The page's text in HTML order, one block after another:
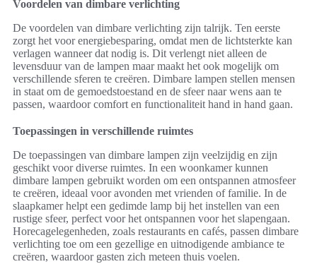
Voordelen van dimbare verlichting
De voordelen van dimbare verlichting zijn talrijk. Ten eerste
zorgt het voor energiebesparing, omdat men de lichtsterkte kan
verlagen wanneer dat nodig is. Dit verlengt niet alleen de
levensduur van de lampen maar maakt het ook mogelijk om
verschillende sferen te creëren. Dimbare lampen stellen mensen
in staat om de gemoedstoestand en de sfeer naar wens aan te
passen, waardoor comfort en functionaliteit hand in hand gaan.
Toepassingen in verschillende ruimtes
De toepassingen van dimbare lampen zijn veelzijdig en zijn
geschikt voor diverse ruimtes. In een woonkamer kunnen
dimbare lampen gebruikt worden om een ontspannen atmosfeer
te creëren, ideaal voor avonden met vrienden of familie. In de
slaapkamer helpt een gedimde lamp bij het instellen van een
rustige sfeer, perfect voor het ontspannen voor het slapengaan.
Horecagelegenheden, zoals restaurants en cafés, passen dimbare
verlichting toe om een gezellige en uitnodigende ambiance te
creëren, waardoor gasten zich meteen thuis voelen.